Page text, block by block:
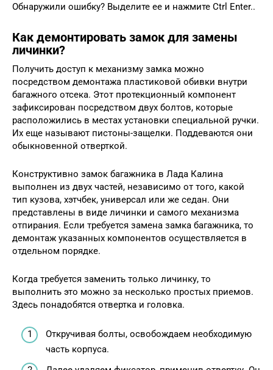
Обнаружили ошибку? Выделите ее и нажмите Ctrl Enter..
Как демонтировать замок для замены
личинки?
Получить доступ к механизму замка можно
посредством демонтажа пластиковой обивки внутри
багажного отсека. Этот протекционный компонент
зафиксирован посредством двух болтов, которые
расположились в местах установки специальной ручки.
Их еще называют пистоны-защелки. Поддеваются они
обыкновенной отверткой.
Конструктивно замок багажника в Лада Калина
выполнен из двух частей, независимо от того, какой
тип кузова, хэтчбек, универсал или же седан. Они
представлены в виде личинки и самого механизма
отпирания. Если требуется замена замка багажника, то
демонтаж указанных компонентов осуществляется в
отдельном порядке.
Когда требуется заменить только личинку, то
выполнить это можно за несколько простых приемов.
Здесь понадобятся отвертка и головка.
Откручивая болты, освобождаем необходимую
часть корпуса.